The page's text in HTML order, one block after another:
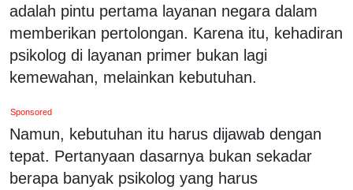
adalah pintu pertama layanan negara dalam
memberikan pertolongan. Karena itu, kehadiran
psikolog di layanan primer bukan lagi
kemewahan, melainkan kebutuhan.
Sponsored
Namun, kebutuhan itu harus dijawab dengan
tepat. Pertanyaan dasarnya bukan sekadar
berapa banyak psikolog yang harus